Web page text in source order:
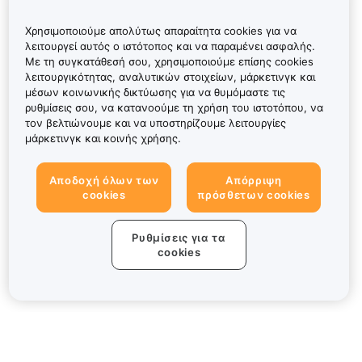
Χρησιμοποιούμε απολύτως απαραίτητα cookies για να
λειτουργεί αυτός ο ιστότοπος και να παραμένει ασφαλής.
Με τη συγκατάθεσή σου, χρησιμοποιούμε επίσης cookies
λειτουργικότητας, αναλυτικών στοιχείων, μάρκετινγκ και
μέσων κοινωνικής δικτύωσης για να θυμόμαστε τις
ρυθμίσεις σου, να κατανοούμε τη χρήση του ιστοτόπου, να
τον βελτιώνουμε και να υποστηρίζουμε λειτουργίες
μάρκετινγκ και κοινής χρήσης.
Αποδοχή όλων των
cookies
Απόρριψη
πρόσθετων cookies
Ρυθμίσεις για τα
cookies